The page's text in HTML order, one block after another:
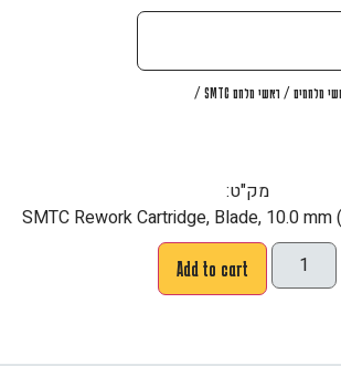
מלחמים / ראשי מלחם SMTC /
מק"ט:
SMTC Rework Cartridge, Blade, 10.0 mm
Add to cart